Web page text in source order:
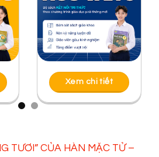
Xem chi tiết
TƯƠI” CỦA HÀN MẶC TỬ –